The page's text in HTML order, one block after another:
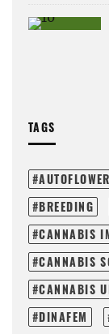
TAGS
BREEDING
CANNABIS
CANNABIS
CANNABIS
DINAFEM